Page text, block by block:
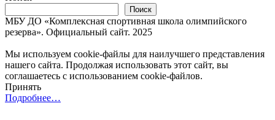
Поиск
МБУ ДО «Комплексная спортивная школа олимпийского
резерва». Официальный сайт. 2025
Мы используем cookie-файлы для наилучшего представления
нашего сайта. Продолжая использовать этот сайт, вы
соглашаетесь с использованием cookie-файлов.
Принять
Подробнее…